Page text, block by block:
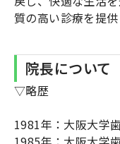
質の高い診療を提供
院長について
▽略歴
1981年：大阪大学